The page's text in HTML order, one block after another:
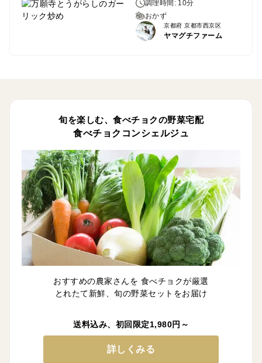
調理時間: 10分
おかず
京都府 京都市西京区
ヤマグチファーム
旬を楽しむ、食べチョクの野菜宅配
食べチョクコンシェルジュ
おすすめの農家さんを 食べチョクが厳選
とれたて新鮮、旬の野菜セットをお届け
送料込み、初回限定1,980円～
詳しくみる